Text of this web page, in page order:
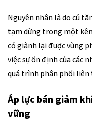
Nguyên nhân là do cú
tạm dừng trong một
có giành lại được vùng
việc sự ổn định của các
quá trình phân phối liên
Áp lực bán giảm
vững